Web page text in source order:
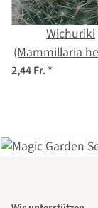
Wichuriki
(Mammillaria
2,44 Fr.*